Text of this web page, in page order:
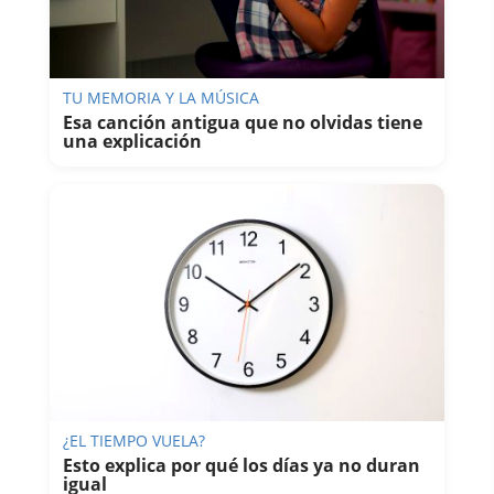
TU MEMORIA Y LA MÚSICA
Esa canción antigua que no olvidas tiene
una explicación
¿EL TIEMPO VUELA?
Esto explica por qué los días ya no duran
igual